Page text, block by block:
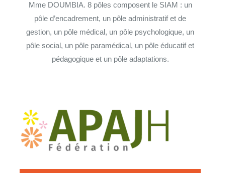
Mme DOUMBIA. 8 pôles composent le SIAM : un
pôle d’encadrement, un pôle administratif et de
gestion, un pôle médical, un pôle psychologique, un
pôle social, un pôle paramédical, un pôle éducatif et
pédagogique et un pôle adaptations.